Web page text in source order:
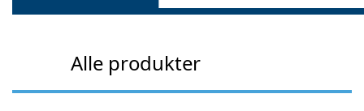
Alle produkter